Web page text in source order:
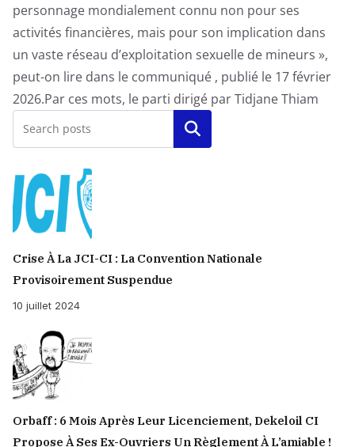
personnage mondialement connu non pour ses
activités financières, mais pour son implication dans
un vaste réseau d’exploitation sexuelle de mineurs »,
peut-on lire dans le communiqué , publié le 17 février
2026.Par ces mots, le parti dirigé par Tidjane Thiam
Rechercher
Crise À La JCI-CI : La Convention Nationale
Provisoirement Suspendue
10 juillet 2024
Orbaff : 6 Mois Après Leur Licenciement, Dekeloil CI
Propose À Ses Ex-Ouvriers Un Règlement À L’amiable !